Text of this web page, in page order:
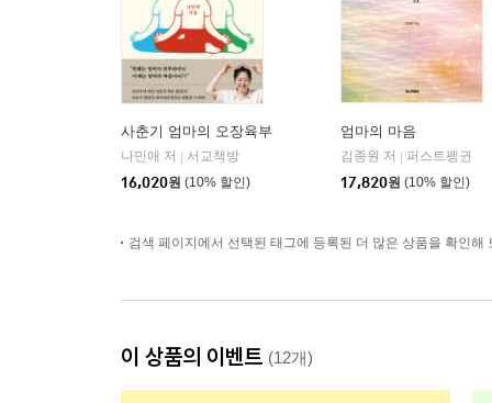
사춘기 엄마의 오장육부
나민애 저
서교책방
16,020원 (10% 할인)
엄마의 마음
김종원 저
퍼스트펭귄
17,820원 (10% 할인)
검색 페이지에서 선택된 태그에 등록된 더 많은 상품을 확인해
이 상품의 이벤트 (12개)